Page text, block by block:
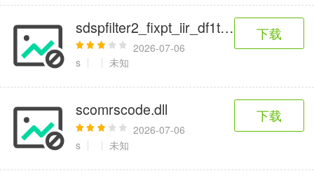
sdspfilter2_fixpt_iir_df1t.dll
2026-07-06
s
未知
下载
scomrscode.dll
2026-07-06
s
未知
下载